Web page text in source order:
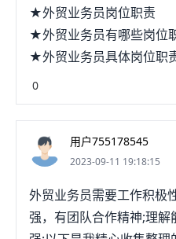
★外贸业务员岗位职责
★外贸业务员有哪些岗位
★外贸业务员具体岗位职
0
用户755178545
2023-09-11 19:18:15
外贸业务员需要工作积极
强，有团队合作精神;理